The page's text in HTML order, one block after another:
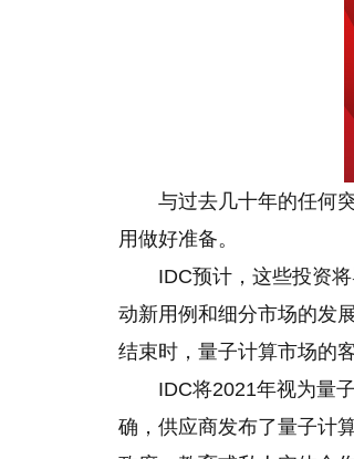
与过去几十年的任何
用做好准备。
IDC预计，这些投资
动新用例和细分市场的发
结束时，量子计算市场的
IDC将2021年视为量
确，供应商发布了量子计